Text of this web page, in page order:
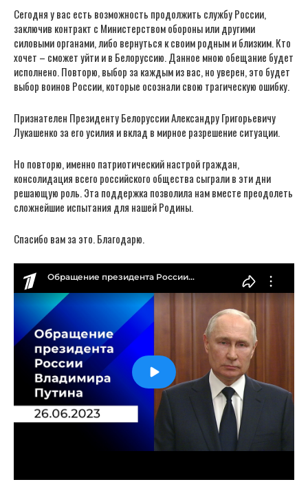
Сегодня у вас есть возможность продолжить службу России,
заключив контракт с Министерством обороны или другими
силовыми органами, либо вернуться к своим родным и близким. Кто
хочет – сможет уйти и в Белоруссию. Данное мною обещание будет
исполнено. Повторю, выбор за каждым из вас, но уверен, это будет
выбор воинов России, которые осознали свою трагическую ошибку.
Признателен Президенту Белоруссии Александру Григорьевичу
Лукашенко за его усилия и вклад в мирное разрешение ситуации.
Но повторю, именно патриотический настрой граждан,
консолидация всего российского общества сыграли в эти дни
решающую роль. Эта поддержка позволила нам вместе преодолеть
сложнейшие испытания для нашей Родины.
Спасибо вам за это. Благодарю.